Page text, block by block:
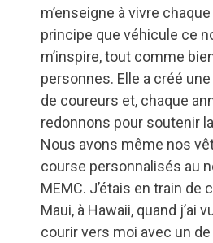
m’enseigne à vivre
principe que véhicule ce
m’inspire, tout comme
personnes. Elle a créé
de coureurs et, chaque
redonnons pour soutenir
Nous avons même nos
course personnalisés au
MEMC. J’étais en train de
Maui, à Hawaii, quand j’ai
courir vers moi avec un